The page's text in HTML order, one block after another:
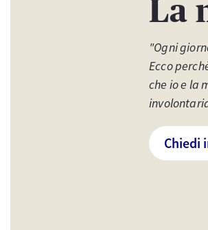
La
"Ogni
Ecco
che io e la
Chiedi